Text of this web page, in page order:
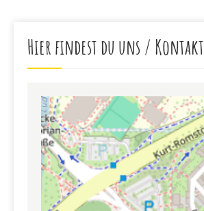
Hier findest du uns / Kontakt